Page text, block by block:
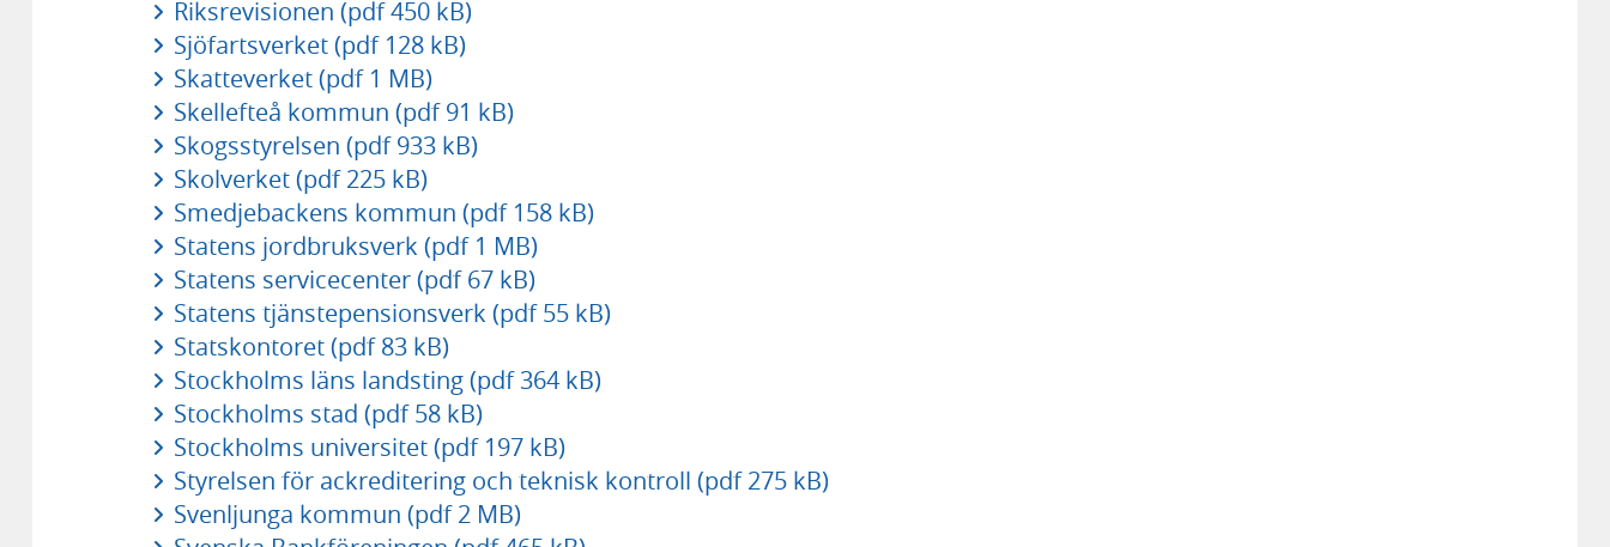
Riksrevisionen (pdf 450 kB)
Sjöfartsverket (pdf 128 kB)
Skatteverket (pdf 1 MB)
Skellefteå kommun (pdf 91 kB)
Skogsstyrelsen (pdf 933 kB)
Skolverket (pdf 225 kB)
Smedjebackens kommun (pdf 158 kB)
Statens jordbruksverk (pdf 1 MB)
Statens servicecenter (pdf 67 kB)
Statens tjänstepensionsverk (pdf 55 kB)
Statskontoret (pdf 83 kB)
Stockholms läns landsting (pdf 364 kB)
Stockholms stad (pdf 58 kB)
Stockholms universitet (pdf 197 kB)
Styrelsen för ackreditering och teknisk kontroll (pdf 275 kB)
Svenljunga kommun (pdf 2 MB)